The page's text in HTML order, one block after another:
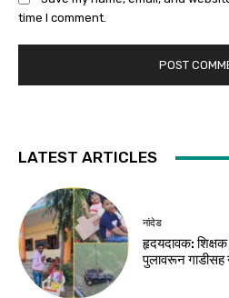
time I comment.
LATEST ARTICLES
नांदेड
हृदयदावक: शिक्षक
पुलावरून